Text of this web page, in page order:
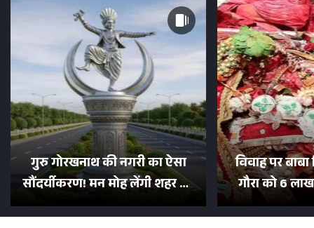
गुरु गोरखनाथ की नगरी का ऐसा
सौंदर्यीकरण! मन मोह लेंगी शहर की
सड़कें; देखें Photos
विवाह पर
गौरा को 6
500 भक्तों